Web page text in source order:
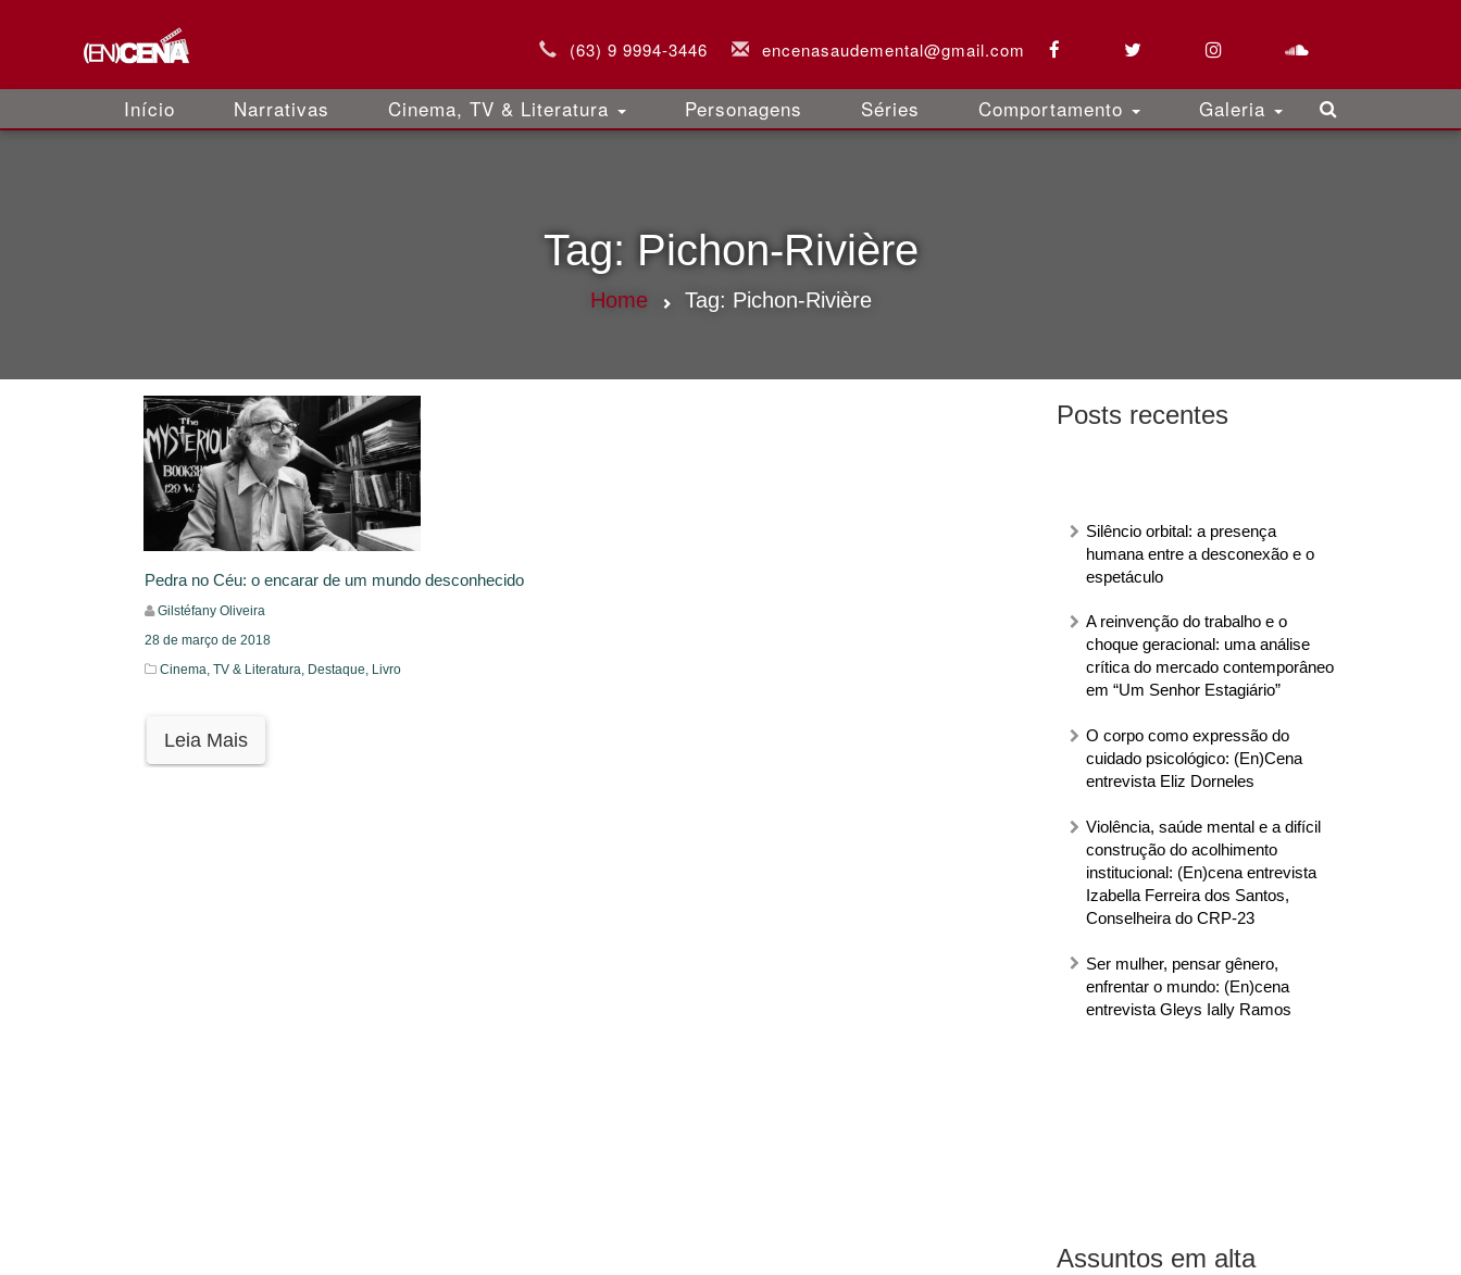
(63) 9 9994-3446 encenasaudemental@gmail.com
Início Narrativas Cinema, TV & Literatura Personagens Séries Comportamento Galeria
Tag: Pichon-Rivière
Home Tag: Pichon-Rivière
Posts recentes
Silêncio orbital: a presença
humana entre a desconexão e o
espetáculo
A reinvenção do trabalho e o
choque geracional: uma análise
crítica do mercado contemporâneo
em “Um Senhor Estagiário”
O corpo como expressão do
cuidado psicológico: (En)Cena
entrevista Eliz Dorneles
Violência, saúde mental e a difícil
construção do acolhimento
institucional: (En)cena entrevista
Izabella Ferreira dos Santos,
Conselheira do CRP-23
Ser mulher, pensar gênero,
enfrentar o mundo: (En)cena
entrevista Gleys Ially Ramos
Assuntos em alta
Pedra no Céu: o encarar de um mundo desconhecido
Gilstéfany Oliveira
28 de março de 2018
Cinema, TV & Literatura, Destaque, Livro
Leia Mais